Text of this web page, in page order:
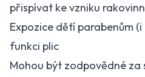
přispívat ke vzniku
Expozice dětí parabenům
funkci plic
Mohou být zodpovědné za